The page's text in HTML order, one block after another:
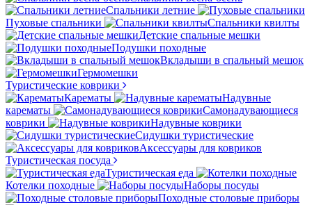
Спальники летние
Пуховые спальники
Спальники квилты
Детские спальные мешки
Подушки походные
Вкладыши в спальный мешок
Гермомешки
Туристические коврики
Карематы
Надувные
карематы
Самонадувающиеся
коврики
Надувные коврики
Сидушки туристические
Аксессуары для ковриков
Туристическая посуда
Туристическая еда
Котелки походные
Наборы посуды
Походные столовые приборы